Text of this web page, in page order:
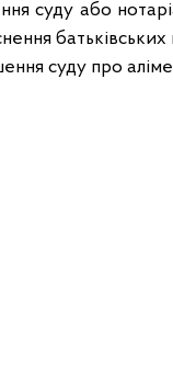
суду або
суду про